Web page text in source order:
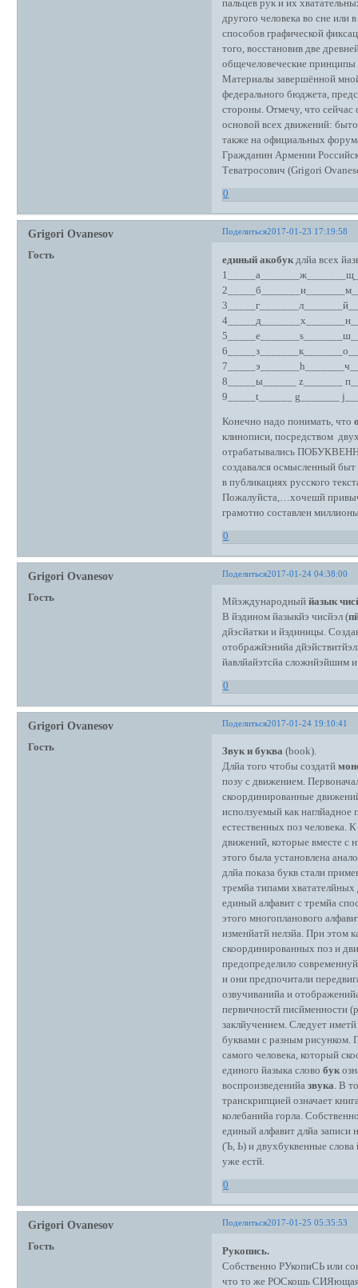
пальцев рук и их
другого человека во сне или
способов графической
того, восстановив две
общечеловеческие принципы
Материалы завершённой
федерального бюджета,
стороны. Отмечу, что сейчас
основой всех движений:
также на официальных
Гражданин Армении
Теватросович (Grigori
0
Поделиться2017-01-23 17:19:58
Grigori Ovanesov
Гость eдиный акобук длйа всех
8_____ы______ z_______
9_____t______ g_______
Конечно надо понимать, что
клинописи, посредством
отрабатывались
создавался осмысленный
в публикациях русского
Пожалуйста,…хочешй
грамотно составлен
0
Поделиться2017-01-24 04:38:00
Grigori Ovanesov
Гость Мйэждународныййазык
В йэдином йазыкйэ чисйэл (
дйэсйатки и йэдиницы.
отображйэнийа
йавлйайэтсйа сложнйэйшим
0
Поделиться2017-01-24 19:10:41
Grigori Ovanesov
Гость Звук и буква (book).
Длйа того чтобы создатй
позу с движением.
скоординированные
исползуемый как наглйадное
естественных поз человека.
движений, которые вместе с
этого была установлена
длйа показа букв стали
тремйа типами
единый алфавит с тремйа
этого многопланового
изменйатй нелзйа. При этом
скоординированных поз и
предопределило
и они предпочитали
озвучиванийа и
первичностй писйменности
заклйучением. Следует
буквами с разным рисунком.
самого человека, который
единого йазыка словобук
воспроизведенийазвука. В
транскрипцией означает
колебанийа горла.
единый алфавит длйа записи
(Ъ, Ь) и двухбуквенные
уже естй.
0
Поделиться2017-01-25 05:35:53
Grigori Ovanesov
Гость
Рукопись.
Собственно РУкопиСЬ или
что то же РОСкошь